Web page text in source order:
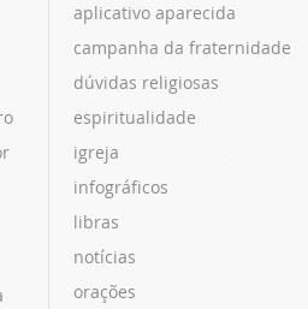
aplicativo aparecida
campanha da fraternidade
dúvidas religiosas
espiritualidade
igreja
infográficos
libras
notícias
orações